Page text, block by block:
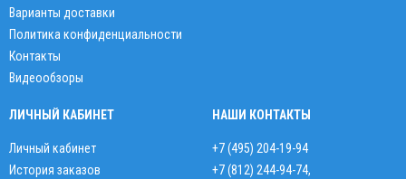
Варианты доставки
Политика конфиденциальности
Контакты
Видеообзоры
ЛИЧНЫЙ КАБИНЕТ
Личный кабинет
История заказов
НАШИ КОНТАКТЫ
+7 (495) 204-19-94
+7 (812) 244-94-74,